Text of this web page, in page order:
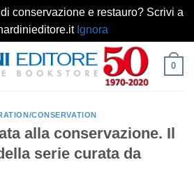
conservazione e restauro? Scrivi a
Ignora
0
CONSERVATION
alla conservazione. Il
serie curata da